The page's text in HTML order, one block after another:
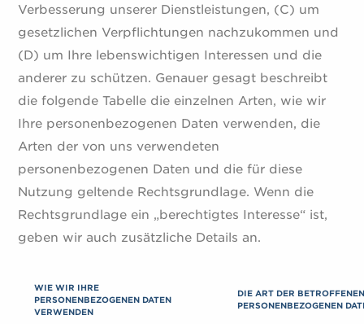
Verbesserung unserer Dienstleistungen, (C) um
gesetzlichen Verpflichtungen nachzukommen und
(D) um Ihre lebenswichtigen Interessen und die
anderer zu schützen. Genauer gesagt beschreibt
die folgende Tabelle die einzelnen Arten, wie wir
Ihre personenbezogenen Daten verwenden, die
Arten der von uns verwendeten
personenbezogenen Daten und die für diese
Nutzung geltende Rechtsgrundlage. Wenn die
Rechtsgrundlage ein „berechtigtes Interesse“ ist,
geben wir auch zusätzliche Details an.
WIE WIR IHRE
PERSONENBEZOGENEN DATEN
VERWENDEN
DIE ART DER
PERSONENBEZOGENEN